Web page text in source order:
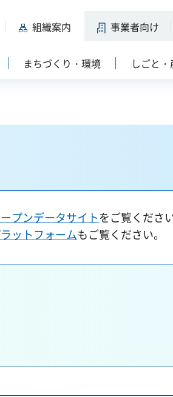
組織案内 事業者向け
まちづくり・環境 しごと
プンデータサイトをご覧くださ
ットフォームもご覧ください。